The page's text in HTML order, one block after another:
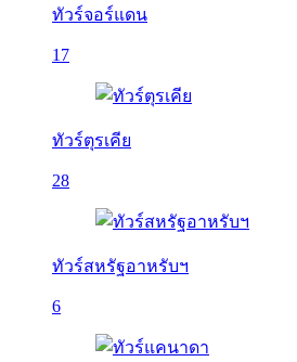
ทัวร์จอร์แดน
17
ทัวร์ตุรเคีย
28
ทัวร์สหรัฐอาหรับฯ
6